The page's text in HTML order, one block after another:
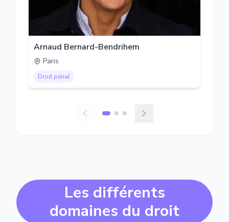
Arnaud Bernard-Bendrihem
Paris
Droit pénal
Les différents
domaines du droit